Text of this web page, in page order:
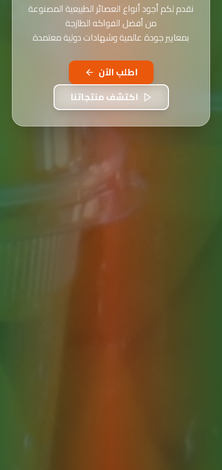
نقدم لكم أجود أنواع العصائر الطبيعية المصنوعة
من أفضل الفواكه الطازجة
بمعايير جودة عالمية وشهادات دولية معتمدة
اطلب الآن
اكتشف منتجاتنا